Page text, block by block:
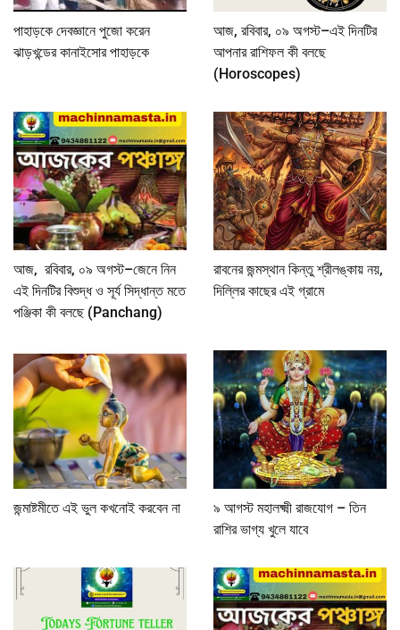
পাহাড়কে দেবজ্ঞানে পুজো করেন
ঝাড়খন্ডের কানাইসোর পাহাড়কে
আজ, রবিবার, ০৯ অগস্ট–এই দিনটির
আপনার রাশিফল কী বলছে
(Horoscopes)
আজ, রবিবার, ০৯ অগস্ট–জেনে নিন
এই দিনটির বিশুদ্ধ ও সূর্য সিদ্ধান্ত মতে
পঞ্জিকা কী বলছে (Panchang)
রাবনের জন্মস্থান কিন্তু শ্রীলঙ্কায় নয়,
দিল্লির কাছের এই গ্রামে
জন্মাষ্টমীতে এই ভুল কখনোই করবেন না
৯ আগস্ট মহালক্ষ্মী রাজযোগ – তিন
রাশির ভাগ্য খুলে যাবে